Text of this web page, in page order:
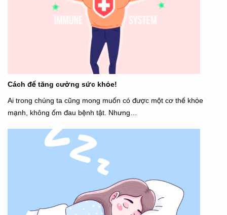
Cách để tăng cường sức khỏe!
Ai trong chúng ta cũng mong muốn có được một cơ thể khỏe
mạnh, không ốm đau bệnh tật. Nhưng…